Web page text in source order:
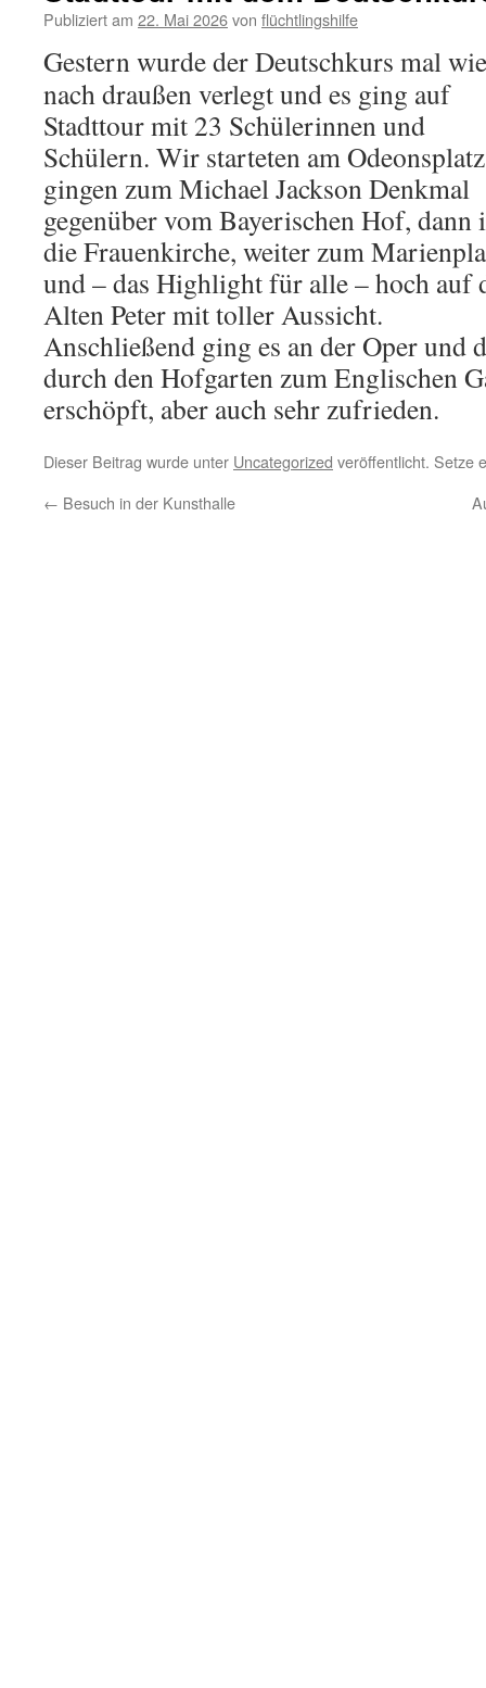
Publiziert am 22. Mai 2026von flüchtlingshilfe
Gestern wurde der Deutschkurs mal
nach draußen verlegt und es ging auf
Stadttour mit 23 Schülerinnen und
Schülern. Wir starteten am
gingen zum Michael Jackson Denkmal
gegenüber vom Bayerischen Hof, dann
die Frauenkirche, weiter zum
und – das Highlight für alle – hoch auf
Alten Peter mit toller Aussicht.
Anschließend ging es an der Oper und
durch den Hofgarten zum Englischen
erschöpft, aber auch sehr zufrieden.
Dieser Beitrag wurde unter Uncategorized veröffentlicht. Setze
← Besuch in der Kunsthalle